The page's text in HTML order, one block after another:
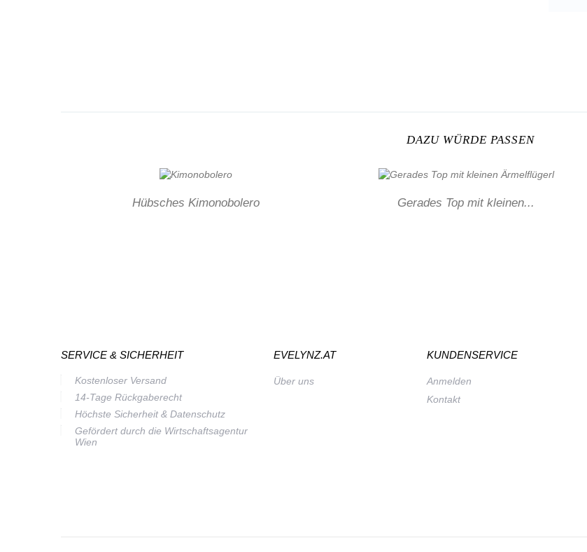
DAZU WÜRDE PASSEN
Hübsches Kimonobolero Gerades Top mit kleinen...
SERVICE & SICHERHEIT
Kostenloser Versand
14-Tage Rückgaberecht
Höchste Sicherheit & Datenschutz
Gefördert durch die Wirtschaftsagentur
Wien
EVELYNZ.AT
Über uns
KUNDENSERVICE
Anmelden
Kontakt